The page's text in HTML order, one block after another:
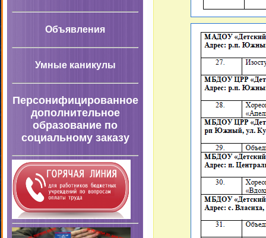
Объявления
Умные каникулы
Персонифицированное
дополнительное
образование по
социальному заказу